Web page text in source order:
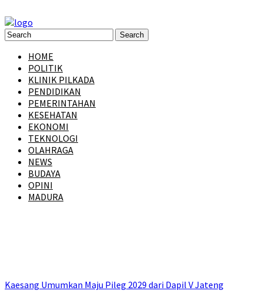
HOME
POLITIK
KLINIK PILKADA
PENDIDIKAN
PEMERINTAHAN
KESEHATAN
EKONOMI
TEKNOLOGI
OLAHRAGA
NEWS
BUDAYA
OPINI
MADURA
Kaesang Umumkan Maju Pileg 2029 dari Dapil V Jateng